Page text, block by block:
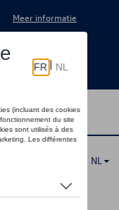
Meer informatie
NL